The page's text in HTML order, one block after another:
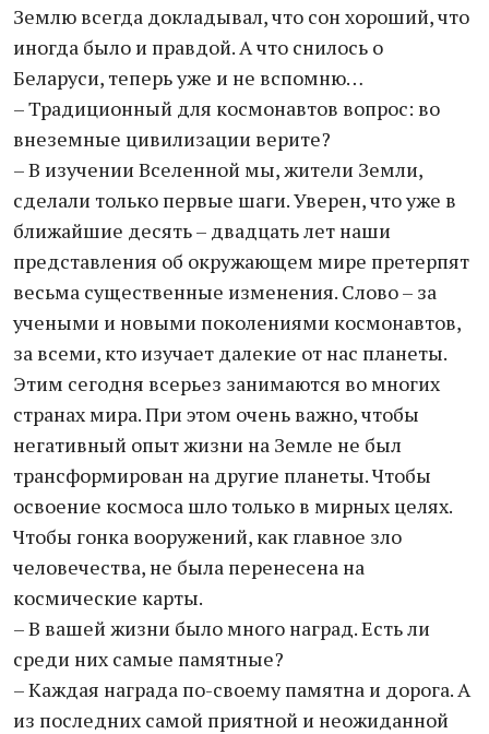
Землю всегда докладывал, что сон хороший, что
иногда было и правдой. А что снилось о
Беларуси, теперь уже и не вспомню…
– Традиционный для космонавтов вопрос: во
внеземные цивилизации верите?
– В изучении Вселенной мы, жители Земли,
сделали только первые шаги. Уверен, что уже в
ближайшие десять – двадцать лет наши
представления об окружающем мире претерпят
весьма существенные изменения. Слово – за
учеными и новыми поколениями космонавтов,
за всеми, кто изучает далекие от нас планеты.
Этим сегодня всерьез занимаются во многих
странах мира. При этом очень важно, чтобы
негативный опыт жизни на Земле не был
трансформирован на другие планеты. Чтобы
освоение космоса шло только в мирных целях.
Чтобы гонка вооружений, как главное зло
человечества, не была перенесена на
космические карты.
– В вашей жизни было много наград. Есть ли
среди них самые памятные?
– Каждая награда по-своему памятна и дорога. А
из последних самой приятной и неожиданной